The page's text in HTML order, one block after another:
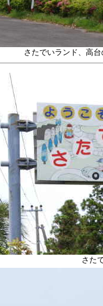
さたでいランド、高
さた